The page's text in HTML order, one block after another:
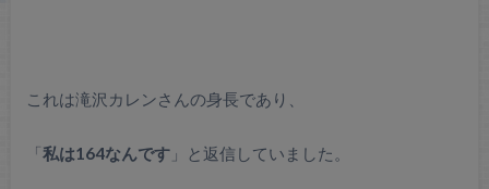
これは滝沢カレンさんの身長であり、
「私は164なんです」と返信していました。